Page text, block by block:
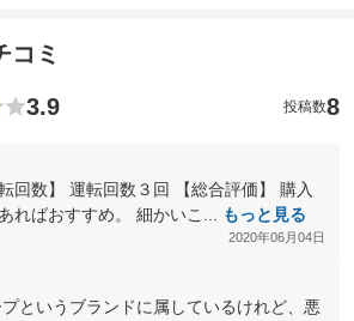
コミ
3.9 投稿数8
回数】 運転回数３回 【総合評価】 購入
ればおすすめ。 細かいこ...
もっと見る
2020年06月04日
というブランドに属しているけれど、悪